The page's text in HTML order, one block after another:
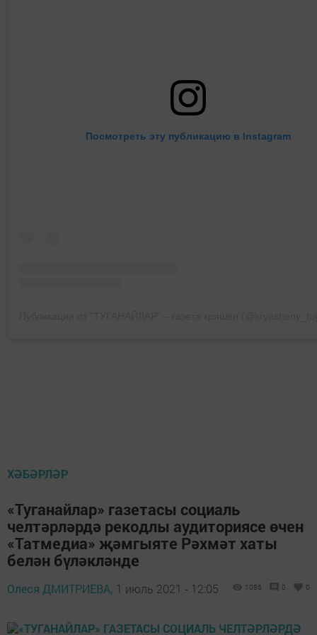
Посмотреть эту публикацию в Instagram
ХӘБӘРЛӘР
«Туганайлар» газетасы социаль
челтәрләрдә рекодлы аудиториясе өчен
«Татмедиа» җәмгыяте Рәхмәт хаты
белән бүләкләнде
Олеся ДМИТРИЕВА, 1 июль 2021 - 12:05 1086 0 0